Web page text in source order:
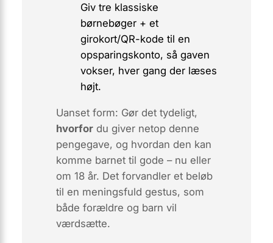
Giv tre klassiske
børnebøger + et
girokort/QR-kode til en
opsparingskonto, så gaven
vokser, hver gang der læses
højt.
Uanset form: Gør det tydeligt,
hvorfordu giver netop denne
pengegave, og hvordan den kan
komme barnet til gode – nu eller
om 18 år. Det forvandler et beløb
til en meningsfuld gestus, som
både forældre og barn vil
værdsætte.